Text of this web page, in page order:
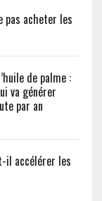
pas acheter les
de palme :
va générer
par an
il accélérer les